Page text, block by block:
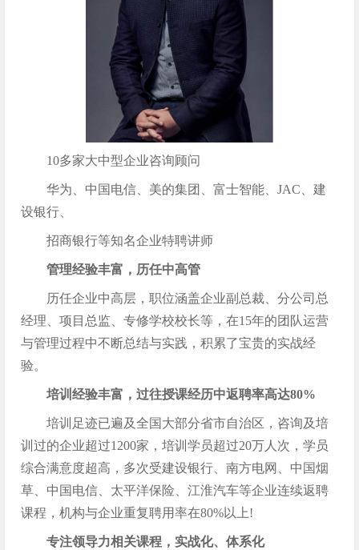
10多家大中型企业咨询顾问
华为、中国电信、美的集团、富士智能、JAC、建
设银行、
招商银行等知名企业特聘讲师
管理经验丰富，历任中高管
历任企业中高层，职位涵盖企业副总裁、分公司总
经理、项目总监、专修学校校长等，在15年的团队运营
与管理过程中不断总结与实践，积累了宝贵的实战经
验。
培训经验丰富，过往授课经历中返聘率高达80%
培训足迹已遍及全国大部分省市自治区，咨询及培
训过的企业超过1200家，培训学员超过20万人次，学员
综合满意度超高，多次受建设银行、南方电网、中国烟
草、中国电信、太平洋保险、江淮汽车等企业连续返聘
课程，机构与企业重复聘用率在80%以上!
专注领导力相关课程，实战化、体系化